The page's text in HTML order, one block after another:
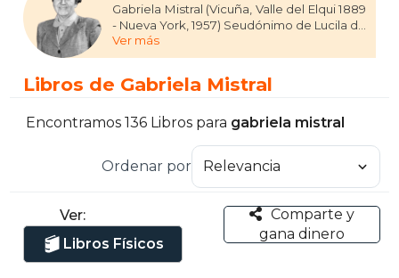
Gabriela Mistral (Vicuña, Valle del Elqui 1889
- Nueva York, 1957) Seudónimo de Lucila de
María Godoy Alcayaga. Fue poetisa,
diplomática y docente desde muy
Desolación le dio a Mistral reconocimiento
ser considerada como una de las mayores
una de las principales referentes de la
literatura chilena e hispanoamericana del
siglo XX. En 1945 obtuvo el Premio Nobel
el Premio Nacional de Literatura.
Ver más
Libros de Gabriela Mistral
Encontramos 136 Libros para gabriela mistral
Ordenar por
Ver:
Libros Físicos
Comparte y
gana dinero